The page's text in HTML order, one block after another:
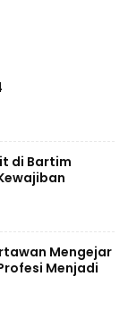
di Bartim
Mengejar
Menjadi